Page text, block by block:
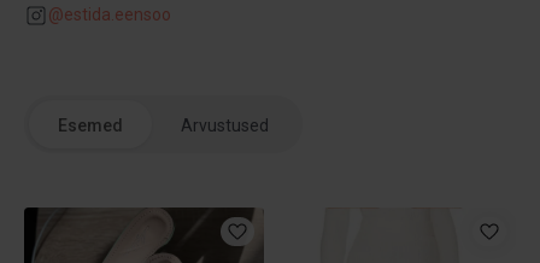
@estida.eensoo
Esemed Arvustused